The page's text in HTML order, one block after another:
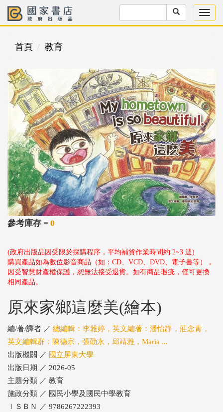
首頁 教育
參考庫存 = 0
(政府出版品因受限於採購程序，平均補貨作業時間約 2~3 週)
購買產品如為數位影音商品（如：CD、VCD、DVD、電子書等），
因受智慧財產權保護，恕無法接受退貨。如有商品瑕疵，僅可更換
相同產品。
原來家鄉這麼美(繪本)
編/著/譯者 ／ 總編輯：李雅婷，英文編著：潘怡靜，莊念青，
英文編輯群：陳德宗，張劭永，邱靖雅，Maria ...
出版機關 ／ 國立屏東大學
出版日期 ／ 2026-05
主題分類 ／ 教育
施政分類 ／ 國民小學及國民中學教育
ＩＳＢＮ ／ 9786267222393